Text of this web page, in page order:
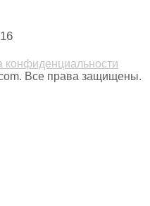
конфиденциальности
Все права защищены.